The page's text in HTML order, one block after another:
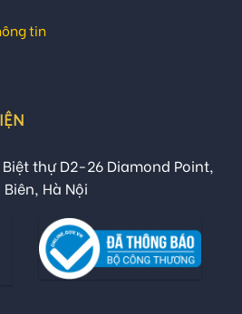
tin
Biệt thự D2-26 Diamond Point,
Hà Nội